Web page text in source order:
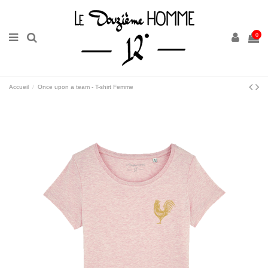
0
Accueil Once upon a team - T-shirt Femme